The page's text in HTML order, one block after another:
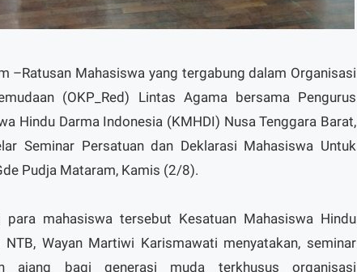
–Ratusan Mahasiswa yang tergabung dalam Organisasi
(OKP_Red) Lintas Agama bersama Pengurus
Hindu Darma Indonesia (KMHDI) Nusa Tenggara Barat,
Seminar Persatuan dan Deklarasi Mahasiswa Untuk
Pudja Mataram, Kamis (2/8).
mahasiswa tersebut Kesatuan Mahasiswa Hindu
Wayan Martiwi Karismawati menyatakan, seminar
ajang bagi generasi muda terkhusus organisasi